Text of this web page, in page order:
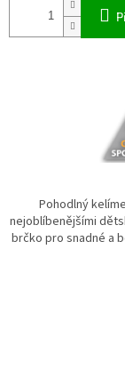
Pohodlný
nejoblíbenějšími
brčko pro snadné a